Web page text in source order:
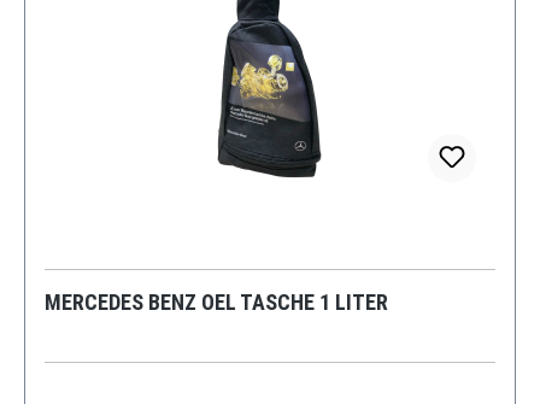
MERCEDES BENZ OEL TASCHE 1 LITER